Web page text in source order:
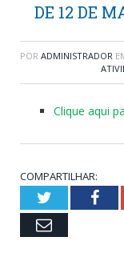
DE 12 DE
POR ADMINISTRADOR
Clique aqui
COMPARTILHAR:
Twitter
Email